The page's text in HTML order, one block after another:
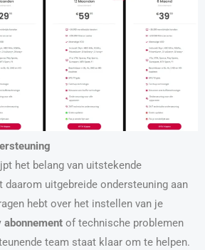
het belang van uitstekende
daarom uitgebreide ondersteuning aan
hebt over het instellen van je
of technische problemen
team staat klaar om te helpen.